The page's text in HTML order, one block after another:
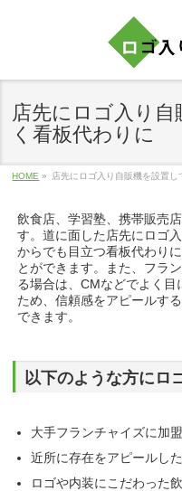
店先にロゴ入り自
く看板代わりに
HOME » 店先にロゴ入り自販機を設置
飲食店、学習塾、携帯販売
す。道に面した店先にロゴ
からでも目立つ看板代わり
とができます。また、フラ
る場合は、CMなどでよく
ため、信頼感をアピールす
できます。
以下のような方にロ
大手フランチャイズに加
近所に存在をアピールし
ロゴや内装にこだわった